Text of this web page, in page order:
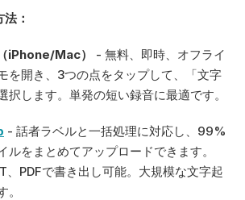
：
iPhone/Mac）
- 無料、即時、オフライ
を開き、3つの点をタップして、「文字
択します。単発の短い録音に最適です。
- 話者ラベルと一括処理に対応し、99%
ルをまとめてアップロードできます。
、PDFで書き出し可能。大規模な文字起